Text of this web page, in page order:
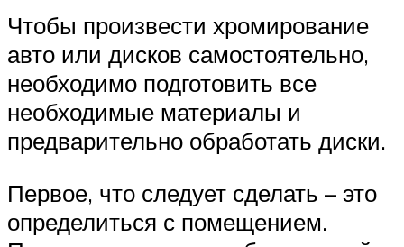
Чтобы произвести хромирование
авто или дисков самостоятельно,
необходимо подготовить все
необходимые материалы и
предварительно обработать диски.
Первое, что следует сделать – это
определиться с помещением.